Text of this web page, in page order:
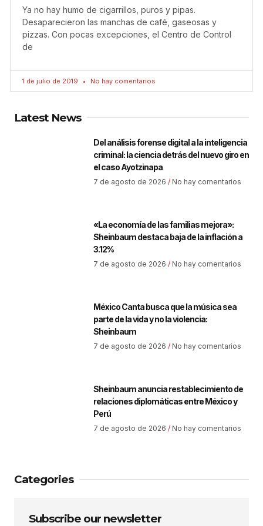
Ya no hay humo de cigarrillos, puros y pipas.
Desaparecieron las manchas de café, gaseosas y
pizzas. Con pocas excepciones, el Centro de Control
de
1 de julio de 2019 No hay comentarios
Latest News
Del análisis forense digital a la inteligencia
criminal: la ciencia detrás del nuevo giro en
el caso Ayotzinapa
7 de agosto de 2026 No hay comentarios
«La economía de las familias mejora»:
Sheinbaum destaca baja de la inflación a
3.12%
7 de agosto de 2026 No hay comentarios
México Canta busca que la música sea
parte de la vida y no la violencia:
Sheinbaum
7 de agosto de 2026 No hay comentarios
Sheinbaum anuncia restablecimiento de
relaciones diplomáticas entre México y
Perú
7 de agosto de 2026 No hay comentarios
Categories
Subscribe our newsletter